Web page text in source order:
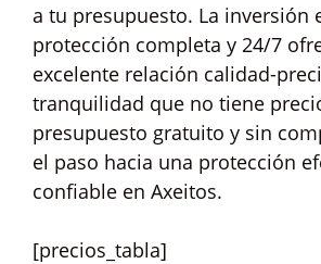
a tu presupuesto. La inversión
protección completa y 24/7
excelente relación calidad-
tranquilidad que no tiene
presupuesto gratuito y sin
el paso hacia una protección
confiable en Axeitos.
[precios_tabla]